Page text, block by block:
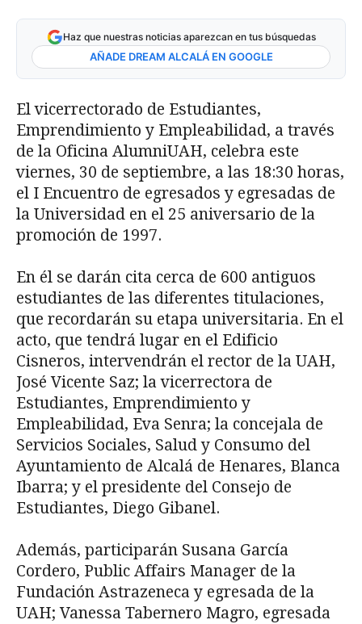
Haz que nuestras noticias aparezcan en tus búsquedas
AÑADE DREAM ALCALÁ EN GOOGLE
El vicerrectorado de Estudiantes,
Emprendimiento y Empleabilidad, a través
de la Oficina AlumniUAH, celebra este
viernes, 30 de septiembre, a las 18:30 horas,
el I Encuentro de egresados y egresadas de
la Universidad en el 25 aniversario de la
promoción de 1997.
En él se darán cita cerca de 600 antiguos
estudiantes de las diferentes titulaciones,
que recordarán su etapa universitaria. En el
acto, que tendrá lugar en el Edificio
Cisneros, intervendrán el rector de la UAH,
José Vicente Saz; la vicerrectora de
Estudiantes, Emprendimiento y
Empleabilidad, Eva Senra; la concejala de
Servicios Sociales, Salud y Consumo del
Ayuntamiento de Alcalá de Henares, Blanca
Ibarra; y el presidente del Consejo de
Estudiantes, Diego Gibanel.
Además, participarán Susana García
Cordero, Public Affairs Manager de la
Fundación Astrazeneca y egresada de la
UAH; Vanessa Tabernero Magro, egresada